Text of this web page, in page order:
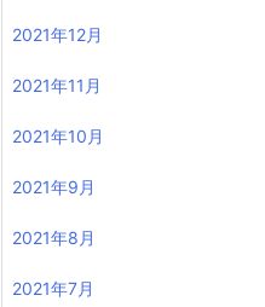
2021年12月
2021年11月
2021年10月
2021年9月
2021年8月
2021年7月